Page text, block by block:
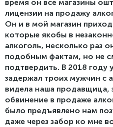
время он все магазины
лицензии на продажу
Он и в мой магазин
которые якобы в
алкоголь, несколько раз
подобным фактам, но не
подтвердить. В 2018 году
задержал троих мужчин с
видела наша продавщица,
обвинение в продаже
было предъявлено нам
даже через забор ко мне